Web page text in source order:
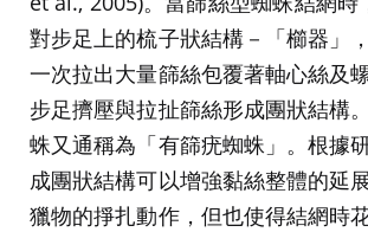
對步足上的梳子狀結構－「櫛器」
一次拉出大量篩絲包覆著軸心絲及
步足擠壓與拉扯篩絲形成團狀結構
蛛又通稱為「有篩疣蜘蛛」。根據
成團狀結構可以增強黏絲整體的延
獵物的掙扎動作，但也使得結網時